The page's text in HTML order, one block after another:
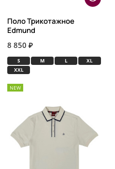
Поло Трикотажное
Edmund
8 850 ₽
S M L
XL
XXL
NEW